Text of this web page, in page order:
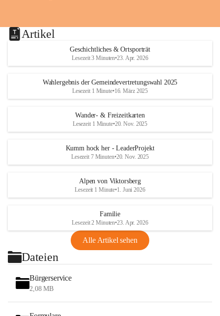
Artikel
Geschichtliches & Ortsporträt
Lesezeit 3 Minuten•23. Apr. 2026
Wahlergebnis der Gemeindevertretungswahl 2025
Lesezeit 1 Minute•16. März 2025
Wander- & Freizeitkarten
Lesezeit 1 Minute•20. Nov. 2025
Kumm hock her - LeaderProjekt
Lesezeit 7 Minuten•20. Nov. 2025
Alpen von Viktorsberg
Lesezeit 1 Minute•1. Juni 2026
Familie
Lesezeit 2 Minuten•23. Apr. 2026
Alle Artikel sehen
Dateien
Bürgerservice
2,08 MB